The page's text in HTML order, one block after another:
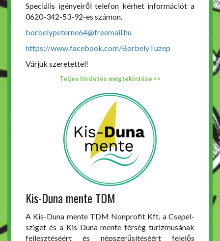
Speciális igényeiről telefon kérhet információt a
0620-342-53-92-es számon.
borbelypeterne64@freemail.hu
https://www.facebook.com/BorbelyTuzep
Várjuk szeretettel!
Teljes hirdetés megtekintése >>
Kis-Duna mente TDM
A Kis-Duna mente TDM Nonprofit Kft. a Csepel-
sziget és a Kis-Duna mente térség turizmusának
fejlesztéséért és népszerűsítéséért felelős